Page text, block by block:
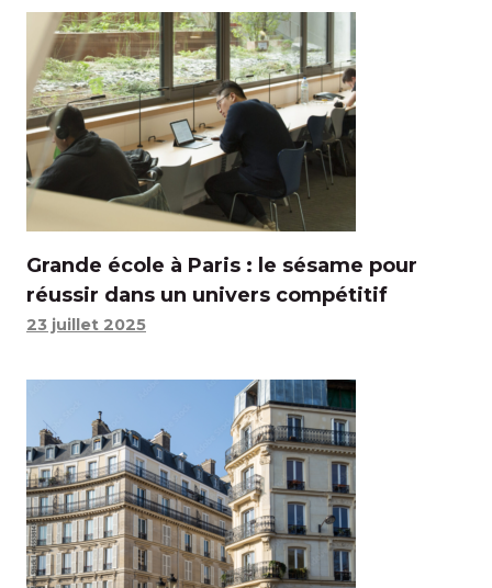
Grande école à Paris : le sésame pour
réussir dans un univers compétitif
23 juillet 2025